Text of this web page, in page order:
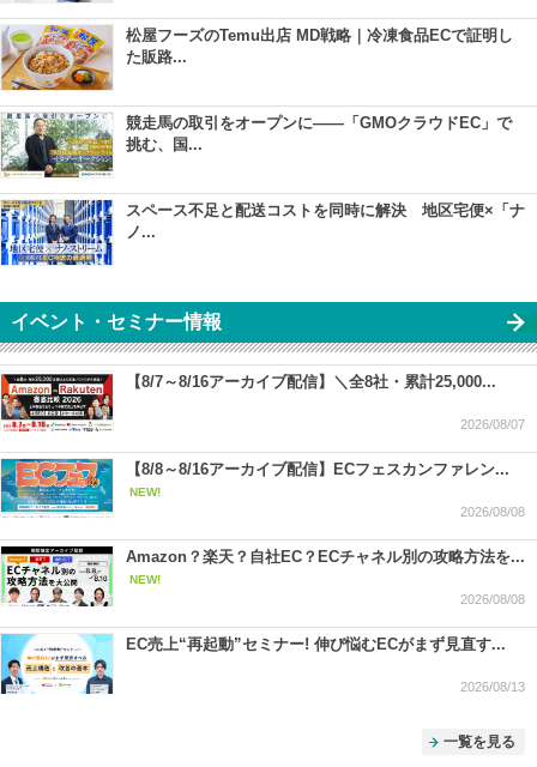
松屋フーズのTemu出店 MD戦略｜冷凍食品ECで証明し
た販路...
競走馬の取引をオープンに――「GMOクラウドEC」で
挑む、国...
スペース不足と配送コストを同時に解決 地区宅便×「ナ
ノ...
イベント・セミナー情報
【8/7～8/16アーカイブ配信】＼全8社・累計25,000...
2026/08/07
【8/8～8/16アーカイブ配信】ECフェスカンファレン...
NEW!
2026/08/08
Amazon？楽天？自社EC？ECチャネル別の攻略方法を...
NEW!
2026/08/08
EC売上“再起動”セミナー! 伸び悩むECがまず見直す...
2026/08/13
一覧を見る